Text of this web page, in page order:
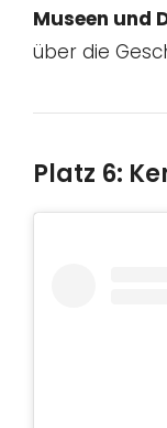
Museen und
über die
Platz 6: